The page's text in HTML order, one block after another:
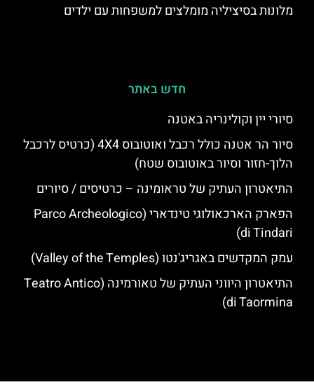
מלונות בסיציליה מומלצים למשפחות עם ילדים
חדש באתר
סיורי יין וקולינריה באטנה
סיור הר אטנה כולל רכבל ואוטובוס 4X4 (כרטיס לרכבל
הלוך-חזור וסיור באוטובוס שטח)
התיאטרון העתיק של טראומינה – כרטיסים / סיורים
הפארק הארכאולוגי טינדארי (Parco Archeologico
di Tindari)
עמק המקדשים באגריג'נטו (Valley of the Temples)
התיאטרון היווני העתיק של טאורמינה (Teatro Antico
di Taormina)